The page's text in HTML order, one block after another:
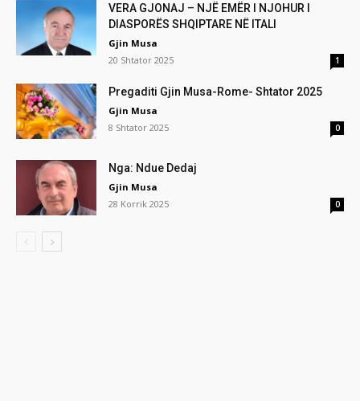
VERA GJONAJ – NJË EMËR I NJOHUR I
DIASPORËS SHQIPTARE NË ITALI
Gjin Musa
20 Shtator 2025
1
Pregaditi Gjin Musa-Rome- Shtator 2025
Gjin Musa
8 Shtator 2025
0
Nga: Ndue Dedaj
Gjin Musa
28 Korrik 2025
0